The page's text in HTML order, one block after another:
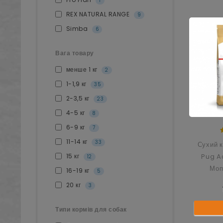
REX NATURAL RANGE 9
Simba 6
Вага товару
менше 1 кг
2
1-1,9 кг 35
2-3,5 кг 23
4-5 кг 8
6-9 кг 7
11-14 кг 33
15 кг 12
16-19 кг 5
20 кг 3
Типи кормів для собак
Сухий
Pug